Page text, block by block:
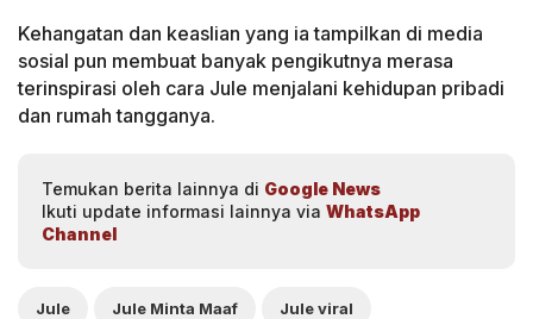
Kehangatan dan keaslian yang ia tampilkan di media
sosial pun membuat banyak pengikutnya merasa
terinspirasi oleh cara Jule menjalani kehidupan pribadi
dan rumah tangganya.
Temukan berita lainnya di Google News
Ikuti update informasi lainnya via WhatsApp
Channel
Jule Jule Minta Maaf Jule viral